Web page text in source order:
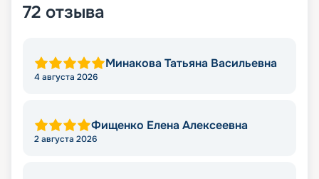
72 отзыва
Минакова Татьяна Васильевна
4 августа 2026
Фищенко Елена Алексеевна
2 августа 2026